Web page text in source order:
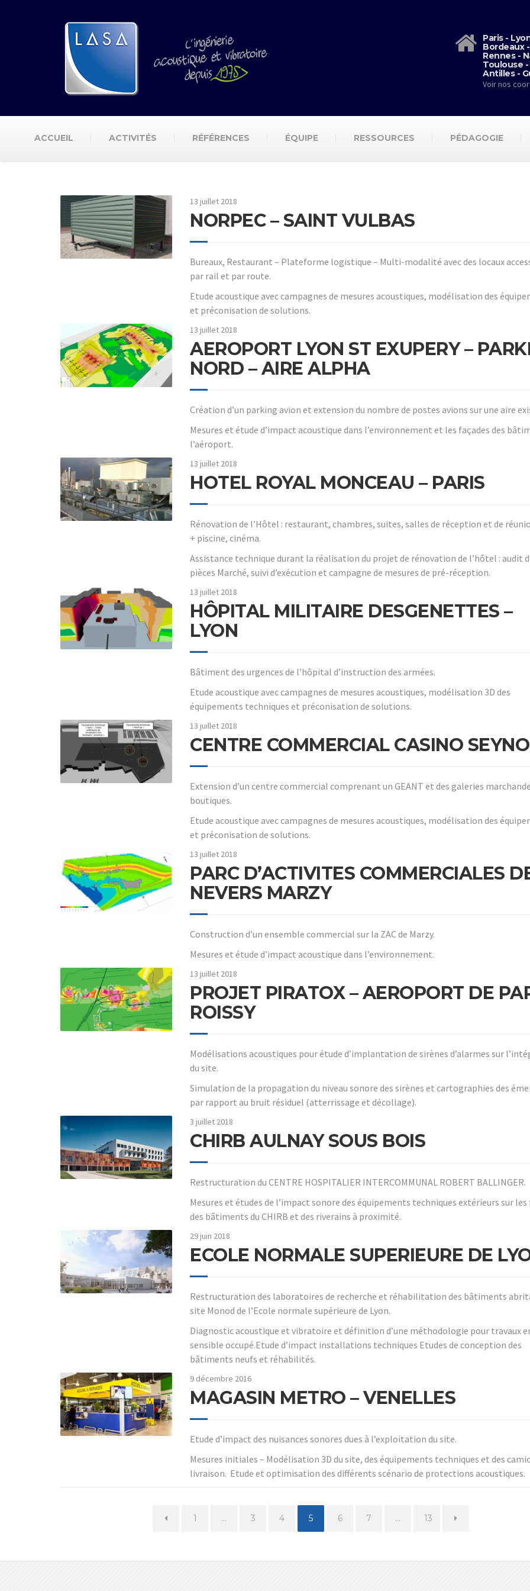
Paris -
Bordeaux
Rennes -
Toulouse
Antilles -
Voir nos
ACCUEIL ACTIVITÉS RÉFÉRENCES ÉQUIPE RESSOURCES PÉDAGOGIE
13 juillet 2018
NORPEC – SAINT VULBAS
Bureaux, Restaurant – Plateforme logistique – Multi-modalité avec des locaux
par rail et par route.
Etude acoustique avec campagnes de mesures acoustiques, modélisation des
et préconisation de solutions.
13 juillet 2018
AEROPORT LYON ST EXUPERY –
NORD – AIRE ALPHA
Création d’un parking avion et extension du nombre de postes avions sur une aire
Mesures et étude d’impact acoustique dans l’environnement et les façades des
l’aéroport.
13 juillet 2018
HOTEL ROYAL MONCEAU – PARIS
Rénovation de l’Hôtel : restaurant, chambres, suites, salles de réception et de
+ piscine, cinéma.
Assistance technique durant la réalisation du projet de rénovation de l’hôtel : audit
pièces Marché, suivi d’exécution et campagne de mesures de pré-réception.
13 juillet 2018
HÔPITAL MILITAIRE DESGENETTES –
LYON
Bâtiment des urgences de l’hôpital d’instruction des armées.
Etude acoustique avec campagnes de mesures acoustiques, modélisation 3D des
équipements techniques et préconisation de solutions.
13 juillet 2018
CENTRE COMMERCIAL CASINO
Extension d’un centre commercial comprenant un GEANT et des galeries
boutiques.
Etude acoustique avec campagnes de mesures acoustiques, modélisation des
et préconisation de solutions.
13 juillet 2018
PARC D’ACTIVITES COMMERCIALES
NEVERS MARZY
Construction d’un ensemble commercial sur la ZAC de Marzy.
Mesures et étude d’impact acoustique dans l’environnement.
13 juillet 2018
PROJET PIRATOX – AEROPORT DE
ROISSY
Modélisations acoustiques pour étude d’implantation de sirènes d’alarmes sur
du site.
Simulation de la propagation du niveau sonore des sirènes et cartographies des
par rapport au bruit résiduel (atterrissage et décollage).
3 juillet 2018
CHIRB AULNAY SOUS BOIS
Restructuration du CENTRE HOSPITALIER INTERCOMMUNAL ROBERT BALLINGER.
Mesures et études de l’impact sonore des équipements techniques extérieurs sur les
des bâtiments du CHIRB et des riverains à proximité.
29 juin 2018
ECOLE NORMALE SUPERIEURE DE
Restructuration des laboratoires de recherche et réhabilitation des bâtiments
site Monod de l’Ecole normale supérieure de Lyon.
Diagnostic acoustique et vibratoire et définition d’une méthodologie pour travaux
sensible occupé.Etude d’impact installations techniques Etudes de conception des
bâtiments neufs et réhabilités.
9 décembre 2016
MAGASIN METRO – VENELLES
Etude d’impact des nuisances sonores dues à l’exploitation du site.
Mesures initiales – Modélisation 3D du site, des équipements techniques et des
livraison. Etude et optimisation des différents scénario de protections acoustiques.
Page
1 … Page
3 Page
4 Page
5 Page
6 Page
7 … Page
13